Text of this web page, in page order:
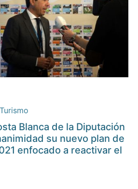
Turismo
Blanca de la Diputación
su nuevo plan de
enfocado a reactivar el